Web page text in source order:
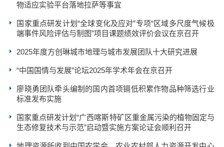
物适应实验平台落地拉萨等事宜
国家重点研发计划“全球变化及应对”专项“区域多尺度气候极
端事件风险评估与制图”项目课题绩效评价会议在京召开
2025年度方创琳城市地理与城市发展团队十大研究进展
“中国国情与发展”论坛2025年学术年会在京召开
廖晓勇团队牵头编制的国内首项镉低积累作物品种筛选行业
标准发布实施
国家重点研发计划“广西喀斯特矿区重金属污染的植物固定与
生态修复技术与示范”启动暨实施方案论证会顺利召开